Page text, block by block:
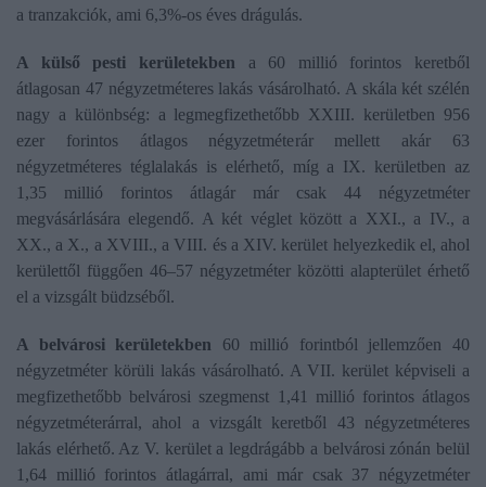
a tranzakciók, ami 6,3%-os éves drágulás.
A külső pesti kerületekben a 60 millió forintos keretből
átlagosan 47 négyzetméteres lakás vásárolható. A skála két szélén
nagy a különbség: a legmegfizethetőbb XXIII. kerületben 956
ezer forintos átlagos négyzetméterár mellett akár 63
négyzetméteres téglalakás is elérhető, míg a IX. kerületben az
1,35 millió forintos átlagár már csak 44 négyzetméter
megvásárlására elegendő. A két véglet között a XXI., a IV., a
XX., a X., a XVIII., a VIII. és a XIV. kerület helyezkedik el, ahol
kerülettől függően 46–57 négyzetméter közötti alapterület érhető
el a vizsgált büdzséből.
A belvárosi kerületekben 60 millió forintból jellemzően 40
négyzetméter körüli lakás vásárolható. A VII. kerület képviseli a
megfizethetőbb belvárosi szegmenst 1,41 millió forintos átlagos
négyzetméterárral, ahol a vizsgált keretből 43 négyzetméteres
lakás elérhető. Az V. kerület a legdrágább a belvárosi zónán belül
1,64 millió forintos átlagárral, ami már csak 37 négyzetméter